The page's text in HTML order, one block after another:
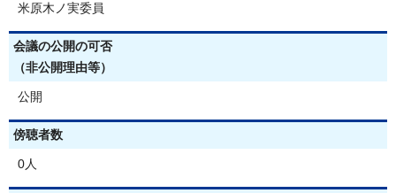
米原木ノ実委員
会議の公開の可否
（非公開理由等）
公開
傍聴者数
0人